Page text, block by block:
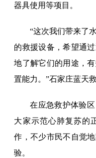
器具使用等项目。
“这次我们带来了
的救援设备，希望通
地了解它们的用途，
置能力。”石家庄蓝天
在应急救护体验
大家示范心肺复苏的
作，不少市民不自觉
验。